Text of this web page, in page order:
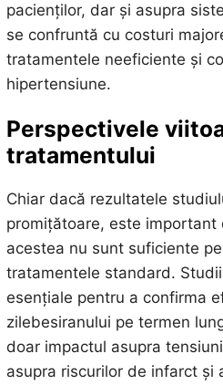
pacienților, dar și asupra
se confruntă cu costuri
tratamentele neeficiente și
hipertensiune.
Perspectivele
tratamentului
Chiar dacă rezultatele
promițătoare, este important
acestea nu sunt suficiente
tratamentele standard.
esențiale pentru a confirma
zilebesiranului pe termen
doar impactul asupra
asupra riscurilor de infarct și